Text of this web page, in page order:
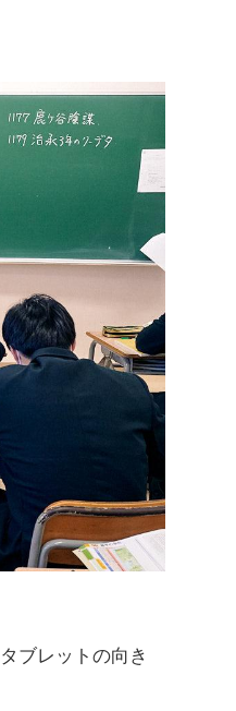
ブレットの向き